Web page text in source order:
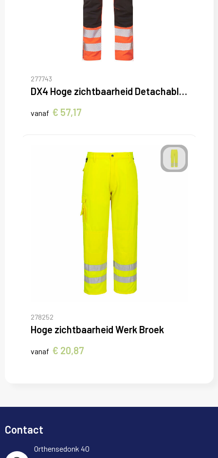
277743
DX4 Hoge zichtbaarheid Detachable Holster Zak Craft Broek
vanaf € 57,17
278252
Hoge zichtbaarheid Werk Broek
vanaf € 20,87
Contact
Orthensedonk 40